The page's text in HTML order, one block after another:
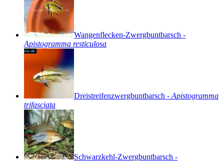
Wangenflecken-Zwergbuntbarsch -
Apistogramma resticulosa
Dreistreifenzwergbuntbarsch - Apistogramma
trifasciata
Schwarzkehl-Zwergbuntbarsch -